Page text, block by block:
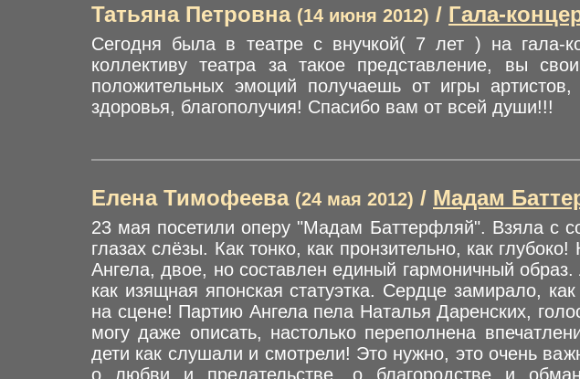
Татьяна Петровна (14 июня 2012) / Гала-
Сегодня была в театре с внучкой( 7 лет ) на гала-
коллективу театра за такое представление, вы
положительных эмоций получаешь от игры
здоровья, благополучия! Спасибо вам от всей души!!!
Елена Тимофеева (24 мая 2012) / Мадам
23 мая посетили оперу "Мадам Баттерфляй". Взяла с
глазах слёзы. Как тонко, как пронзительно, как
Ангела, двое, но составлен единый гармоничный
как изящная японская статуэтка. Сердце замирало,
на сцене! Партию Ангела пела Наталья Даренских,
могу даже описать, настолько переполнена
дети как слушали и смотрели! Это нужно, это очень
о любви и предательстве, о благородстве и